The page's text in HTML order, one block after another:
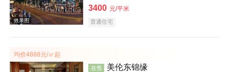
3400 元/平米
普通住宅
均价4888元/㎡起
在售 美伦东锦缘